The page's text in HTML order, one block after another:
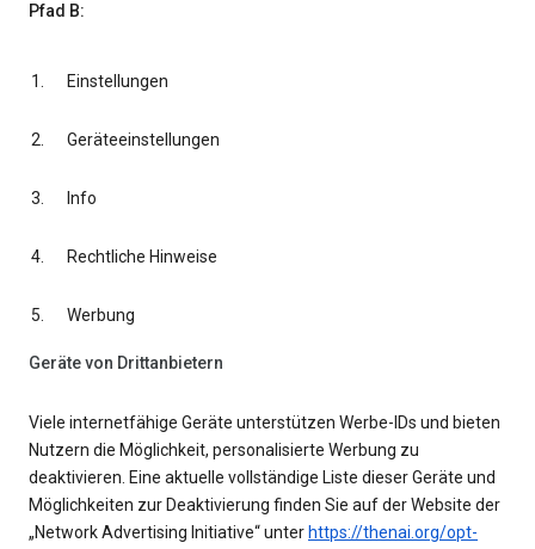
Pfad B:
Einstellungen
Geräteeinstellungen
Info
Rechtliche Hinweise
Werbung
Geräte von Drittanbietern
Viele internetfähige Geräte unterstützen Werbe-IDs und bieten
Nutzern die Möglichkeit, personalisierte Werbung zu
deaktivieren. Eine aktuelle vollständige Liste dieser Geräte und
Möglichkeiten zur Deaktivierung finden Sie auf der Website der
„Network Advertising Initiative“ unter https://thenai.org/opt-